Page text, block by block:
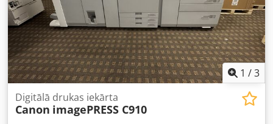
pieprasījuma! Papildu informācijai, lūdzu, sazinieties ar
mums personīgi.
1 /3
Digitālā drukas iekārta
Canon imagePRESS C910